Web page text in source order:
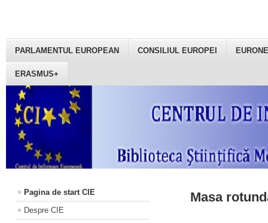
PARLAMENTUL EUROPEAN CONSILIUL EUROPEI
ERASMUS+
Pagina de start CIE
Despre CIE
Masa